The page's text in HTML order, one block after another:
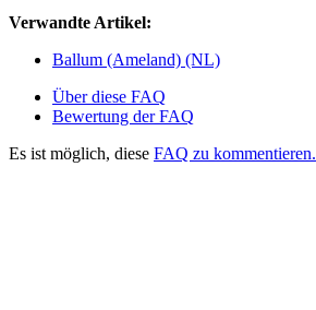
Verwandte Artikel:
Ballum (Ameland) (NL)
Über diese FAQ
Bewertung der FAQ
Es ist möglich, diese FAQ zu kommentieren.